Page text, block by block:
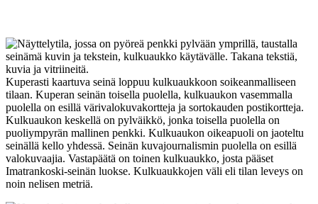
Kuperasti kaartuva seinä loppuu kulkuaukkoon soikeanmalliseen
tilaan. Kuperan seinän toisella puolella, kulkuaukon vasemmalla
puolella on esillä värivalokuvakortteja ja sortokauden postikortteja.
Kulkuaukon keskellä on pylväikkö, jonka toisella puolella on
puoliympyrän mallinen penkki. Kulkuaukon oikeapuoli on jaoteltu
seinällä kello yhdessä. Seinän kuvajournalismin puolella on esillä
valokuvaajia. Vastapäätä on toinen kulkuaukko, josta pääset
Imatrankoski-seinän luokse. Kulkuaukkojen väli eli tilan leveys on
noin nelisen metriä.